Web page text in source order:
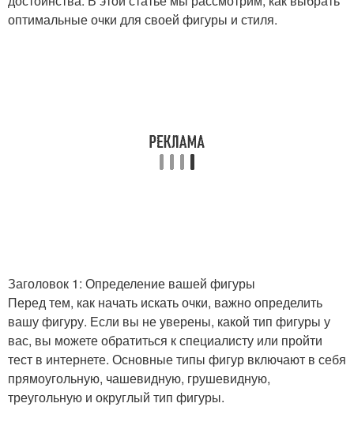
оптимальные очки для своей фигуры и стиля.
Заголовок 1: Определение вашей фигуры
Перед тем, как начать искать очки, важно определить
вашу фигуру. Если вы не уверены, какой тип фигуры у
вас, вы можете обратиться к специалисту или пройти
тест в интернете. Основные типы фигур включают в себя
прямоугольную, чашевидную, грушевидную,
треугольную и округлый тип фигуры.